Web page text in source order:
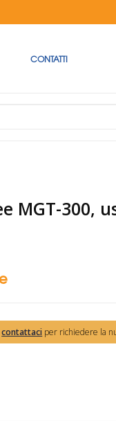
CONTATTI
MGT-300,
contattaci per richiedere la